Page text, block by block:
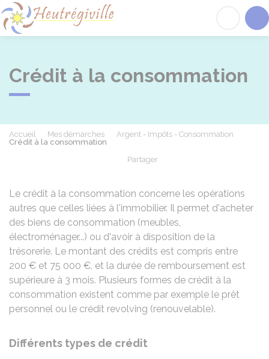
Crédit à la consommation
Accueil Mes démarches
Argent - Impôts - Consommation
Crédit à la consommation
Partager
Le crédit à la consommation concerne les opérations
autres que celles liées à l'immobilier. Il permet d'acheter
des biens de consommation (meubles,
électroménager...) ou d'avoir à disposition de la
trésorerie. Le montant des crédits est compris entre
200 € et 75 000 €, et la durée de remboursement est
supérieure à 3 mois. Plusieurs formes de crédit à la
consommation existent comme par exemple le prêt
personnel ou le crédit revolving (renouvelable).
Différents types de crédit